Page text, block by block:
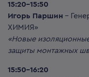
15:20-15:50
Игорь Паршин –
ХИМИЯ»
«Новые
защиты монтажных
15:50-16:20